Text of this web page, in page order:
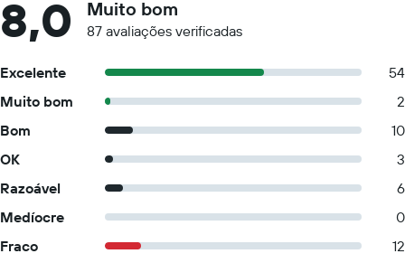
8,0 Muito bom
87 avaliações verificadas
Excelente
54
Muito bom
2
Bom
10
OK
3
Razoável
6
Medíocre
0
Fraco
12